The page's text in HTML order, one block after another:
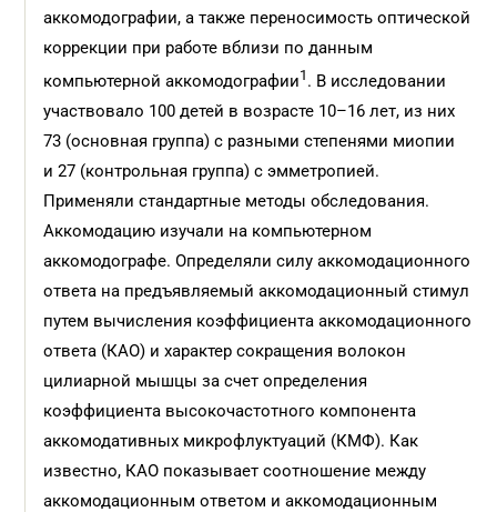
аккомодографии, а также переносимость оптической
коррекции при работе вблизи по данным
компьютерной аккомодографии1 . В исследовании
участвовало 100 детей в возрасте 10–16 лет, из них
73 (основная группа) с разными степенями миопии
и 27 (контрольная группа) с эмметропией.
Применяли стандартные методы обследования.
Аккомодацию изучали на компьютерном
аккомодографе. Определяли силу аккомодационного
ответа на предъявляемый аккомодационный стимул
путем вычисления коэффициента аккомодационного
ответа (КАО) и характер сокращения волокон
цилиарной мышцы за счет определения
коэффициента высокочастотного компонента
аккомодативных микрофлуктуаций (КМФ). Как
известно, КАО показывает соотношение между
аккомодационным ответом и аккомодационным